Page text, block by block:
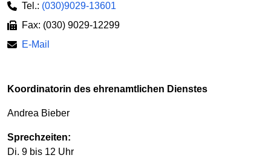
Tel.: (030)9029-13601
Fax: (030) 9029-12299
E-Mail
Koordinatorin des ehrenamtlichen Dienstes
Andrea Bieber
Sprechzeiten:
Di. 9 bis 12 Uhr